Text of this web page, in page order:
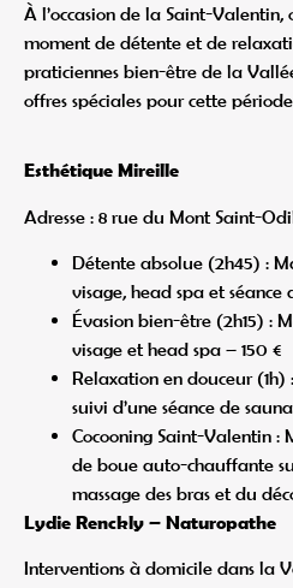
À l’occasion de la Saint-
moment de détente et de
praticiennes bien-être de la
offres spéciales pour cette
Esthétique Mireille
Adresse : 8 rue du Mont Saint-
Détente absolue (2h45) :
visage, head spa et séance
Évasion bien-être (2h15) :
visage et head spa – 150 €
Relaxation en douceur (1h)
suivi d’une séance de
Cocooning Saint-Valentin :
de boue auto-chauffante
massage des bras et du
Lydie Renckly – Naturopathe
Interventions à domicile dans la